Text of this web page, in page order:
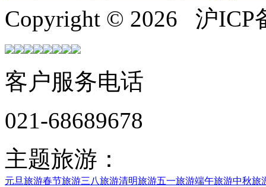
Copyright © 2026 沪ICP
客户服务电话
021-68689678
主题旅游：
元旦旅游春节旅游三八旅游清明旅游五一旅游端午旅游中秋旅